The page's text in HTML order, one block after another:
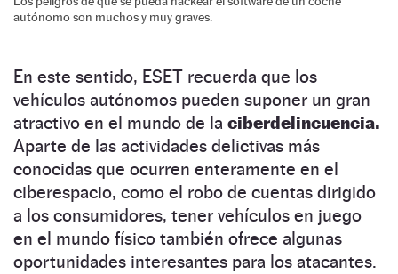
autónomo son muchos y muy graves.
En este sentido, ESET recuerda que los
vehículos autónomos pueden suponer un gran
atractivo en el mundo de la ciberdelincuencia.
Aparte de las actividades delictivas más
conocidas que ocurren enteramente en el
ciberespacio, como el robo de cuentas dirigido
a los consumidores, tener vehículos en juego
en el mundo físico también ofrece algunas
oportunidades interesantes para los atacantes.